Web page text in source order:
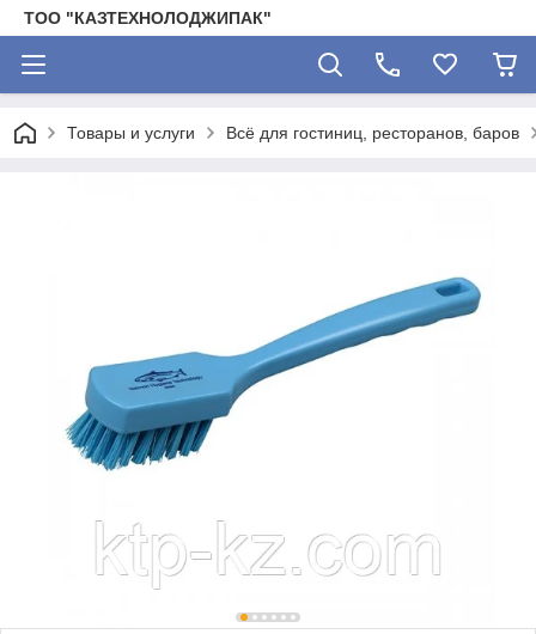
ТОО "КАЗТЕХНОЛОДЖИПАК"
Товары и услуги Всё для гостиниц, ресторанов, баров